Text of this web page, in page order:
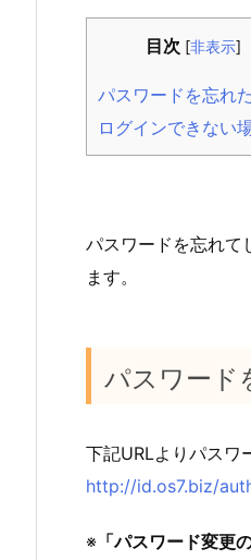
目次 [非表示]
パスワードを忘れ
ログインできない
パスワードを忘れて
ます。
パスワード
下記URLよりパスワ
http://id.os7.biz/
※ 「パスワード変更